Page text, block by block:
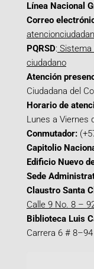
Línea Nacional
Correo
PQRSD: Sistema
ciudadano
Atención
Ciudadana del
Horario de
Lunes a Viernes
Conmutador:
Capitolio
Edificio Nuevo
Sede
Claustro Santa
Calle 9 No. 8 –
Biblioteca Luis
Carrera 6 # 8–94